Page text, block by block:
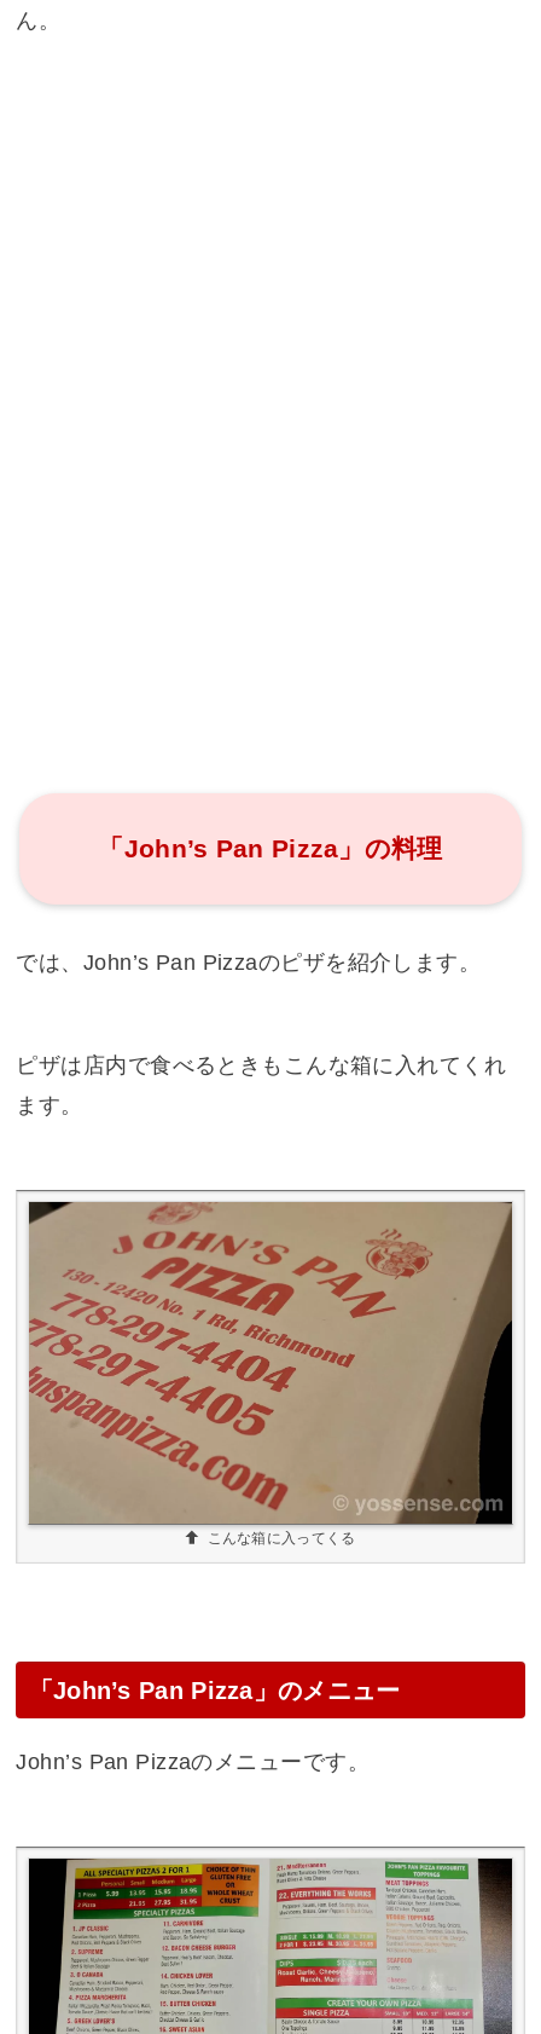
ん。
「John’s Pan Pizza」の料理
では、John’s Pan Pizzaのピザを紹介します。
ピザは店内で食べるときもこんな箱に入れてくれ
ます。
こんな箱に入ってくる
「John’s Pan Pizza」のメニュー
John’s Pan Pizzaのメニューです。